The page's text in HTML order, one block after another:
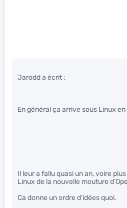
Jarodd a écrit :
En général ça arrive sous Linux
Il leur a fallu quasi un an, voire
Linux de la nouvelle mouture
Ca donne un ordre d’idées quoi.